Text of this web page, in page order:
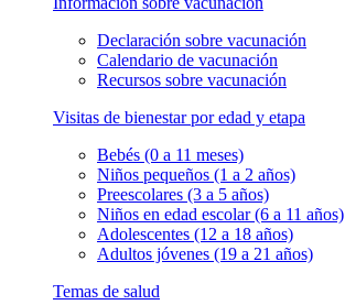
Declaración sobre vacunación
Calendario de vacunación
Recursos sobre vacunación
Visitas de bienestar por edad y etapa
Bebés (0 a 11 meses)
Niños pequeños (1 a 2 años)
Preescolares (3 a 5 años)
Niños en edad escolar (6 a 11 años)
Adolescentes (12 a 18 años)
Adultos jóvenes (19 a 21 años)
Temas de salud